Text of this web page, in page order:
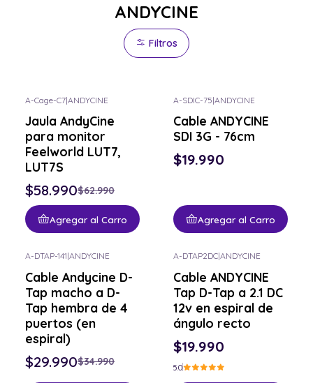
ANDYCINE
Filtros
A-Cage-C7|ANDYCINE
Jaula AndyCine
para monitor
Feelworld LUT7,
LUT7S
$58.990$62.990
Agregar al Carro
A-SDIC-75|ANDYCINE
Cable ANDYCINE
SDI 3G - 76cm
$19.990
Agregar al Carro
A-DTAP-141|ANDYCINE
Cable Andycine D-
Tap macho a D-
Tap hembra de 4
puertos (en
espiral)
$29.990$34.990
A-DTAP2DC|ANDYCINE
Cable ANDYCINE
Tap D-Tap a 2.1 DC
12v en espiral de
ángulo recto
$19.990
5.0